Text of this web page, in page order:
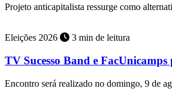
Projeto anticapitalista ressurge como
Eleições 2026 3 min de leitura
TV Sucesso Band e
Encontro será realizado no domingo, 9 de